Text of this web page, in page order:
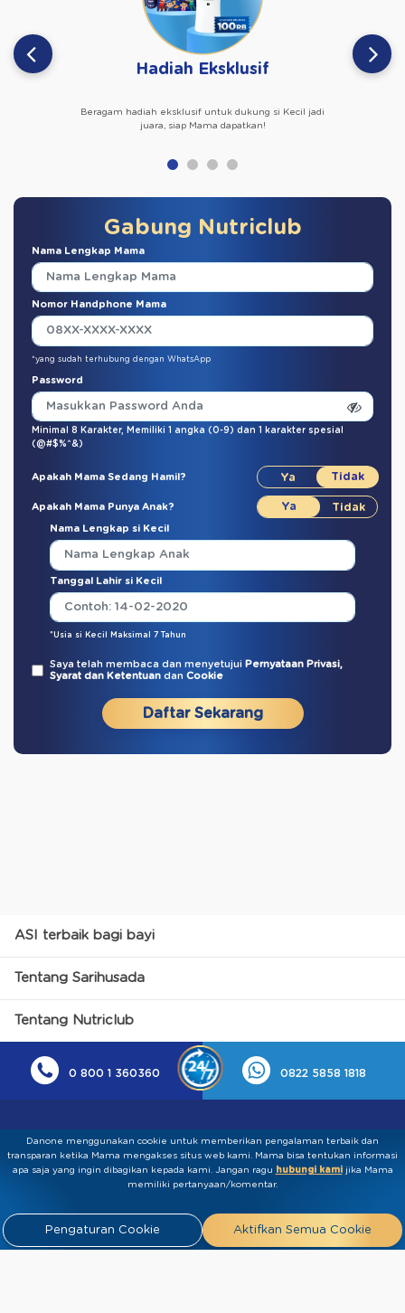
Hadiah Eksklusif
Beragam hadiah eksklusif untuk dukung si Kecil jadi
juara, siap Mama dapatkan!
Gabung Nutriclub
Nama Lengkap Mama
Nomor Handphone Mama
*yang sudah terhubung dengan WhatsApp
Password
Minimal 8 Karakter, Memiliki 1 angka (0-9) dan 1 karakter spesial
(@#$%^&)
Apakah Mama Sedang Hamil?
Apakah Mama Punya Anak?
Nama Lengkap si Kecil
Tanggal Lahir si Kecil
*Usia si Kecil Maksimal 7 Tahun
Saya telah membaca dan menyetujui Pernyataan Privasi,
Syarat dan Ketentuan dan Cookie
Daftar Sekarang
ASI terbaik bagi bayi
Tentang Sarihusada
Tentang Nutriclub
0 800 1 360360 0822 5858 1818
Kebijakan Privasi Syarat & Ketentuan
Tentang Kami
Danone menggunakan cookie untuk memberikan pengalaman terbaik dan
transparan ketika Mama mengakses situs web kami. Mama bisa tentukan informasi
apa saja yang ingin dibagikan kepada kami.​ ​Jangan ragu hubungi kamijika Mama
memiliki pertanyaan/komentar.
Pengaturan Cookie Aktifkan Semua Cookie